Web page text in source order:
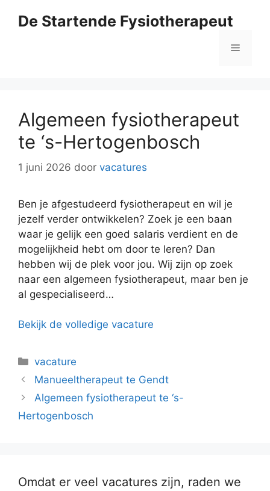
De Startende Fysiotherapeut
Menu
Algemeen fysiotherapeut
te ‘s-Hertogenbosch
1 juni 2026 door vacatures
Ben je afgestudeerd fysiotherapeut en wil je
jezelf verder ontwikkelen? Zoek je een baan
waar je gelijk een goed salaris verdient en de
mogelijkheid hebt om door te leren? Dan
hebben wij de plek voor jou. Wij zijn op zoek
naar een algemeen fysiotherapeut, maar ben je
al gespecialiseerd…
Bekijk de volledige vacature
Categorieën
vacature
Manueeltherapeut te Gendt
Algemeen fysiotherapeut te ‘s-
Hertogenbosch
Omdat er veel vacatures zijn, raden we